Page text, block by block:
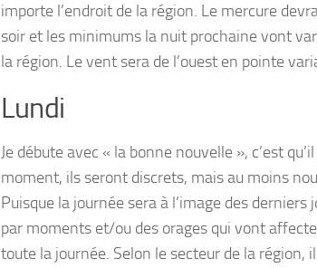
importe l’endroit de la région. Le mercure
soir et les minimums la nuit prochaine vont
la région. Le vent sera de l’ouest en pointe
Lundi
Je débute avec « la bonne nouvelle », c’est
moment, ils seront discrets, mais au moins
Puisque la journée sera à l’image des derniers
par moments et/ou des orages qui vont
toute la journée. Selon le secteur de la